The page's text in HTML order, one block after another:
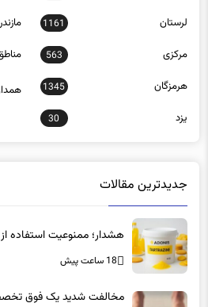
لرستان 1161
مرکزی 563
هرمزگان 1345
یزد 30
جدیدترین مقالات
هشدار؛ ممنوعیت استفاده از
18 ساعت پیش
مخالفت شدید یک فوق